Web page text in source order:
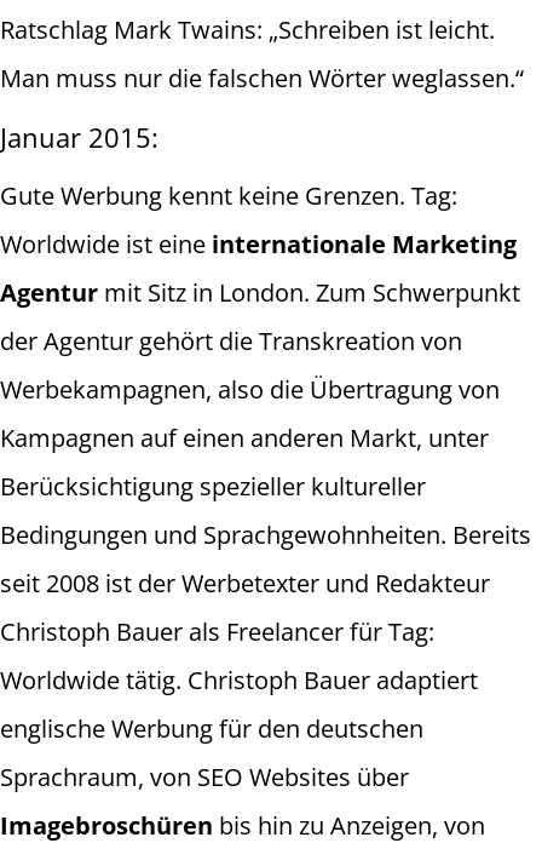
Ratschlag Mark Twains: „Schreiben ist leicht.
Man muss nur die falschen Wörter weglassen.“
Januar 2015:
Gute Werbung kennt keine Grenzen. Tag:
Worldwide ist eine internationale Marketing
Agentur mit Sitz in London. Zum Schwerpunkt
der Agentur gehört die Transkreation von
Werbekampagnen, also die Übertragung von
Kampagnen auf einen anderen Markt, unter
Berücksichtigung spezieller kultureller
Bedingungen und Sprachgewohnheiten. Bereits
seit 2008 ist der Werbetexter und Redakteur
Christoph Bauer als Freelancer für Tag:
Worldwide tätig. Christoph Bauer adaptiert
englische Werbung für den deutschen
Sprachraum, von SEO Websites über
Imagebroschüren bis hin zu Anzeigen, von